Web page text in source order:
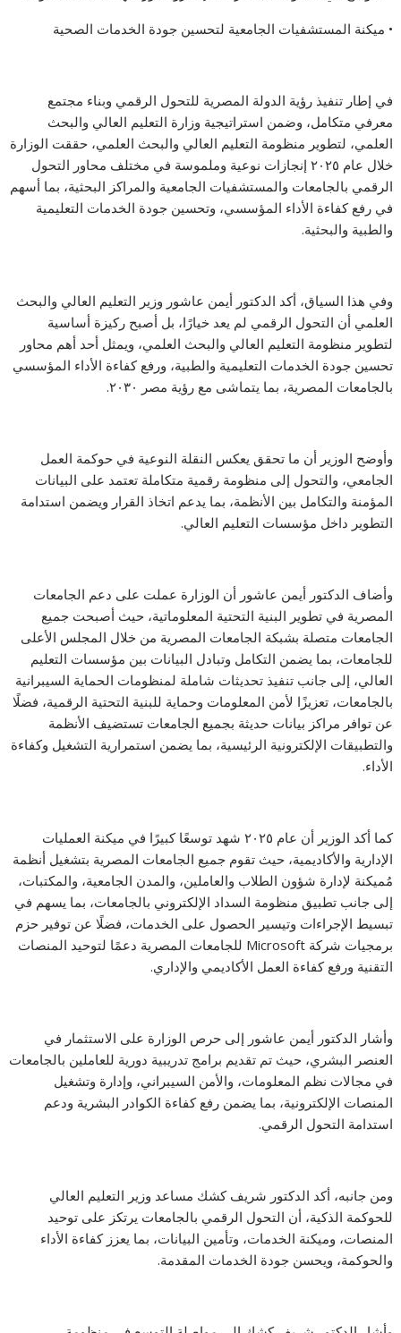
• ميكنة المستشفيات الجامعية لتحسين جودة الخدمات الصحية
في إطار تنفيذ رؤية الدولة المصرية للتحول الرقمي وبناء مجتمع
معرفي متكامل، وضمن استراتيجية وزارة التعليم العالي والبحث
العلمي، لتطوير منظومة التعليم العالي والبحث العلمي، حققت الوزارة
خلال عام ٢٠٢٥ إنجازات نوعية وملموسة في مختلف محاور التحول
الرقمي بالجامعات والمستشفيات الجامعية والمراكز البحثية، بما أسهم
في رفع كفاءة الأداء المؤسسي، وتحسين جودة الخدمات التعليمية
والطبية والبحثية.
وفي هذا السياق، أكد الدكتور أيمن عاشور وزير التعليم العالي والبحث
العلمي أن التحول الرقمي لم يعد خيارًا، بل أصبح ركيزة أساسية
لتطوير منظومة التعليم العالي والبحث العلمي، ويمثل أحد أهم محاور
تحسين جودة الخدمات التعليمية والطبية، ورفع كفاءة الأداء المؤسسي
بالجامعات المصرية، بما يتماشى مع رؤية مصر ٢٠٣٠.
وأوضح الوزير أن ما تحقق يعكس النقلة النوعية في حوكمة العمل
الجامعي، والتحول إلى منظومة رقمية متكاملة تعتمد على البيانات
المؤمنة والتكامل بين الأنظمة، بما يدعم اتخاذ القرار ويضمن استدامة
التطوير داخل مؤسسات التعليم العالي.
وأضاف الدكتور أيمن عاشور أن الوزارة عملت على دعم الجامعات
المصرية في تطوير البنية التحتية المعلوماتية، حيث أصبحت جميع
الجامعات متصلة بشبكة الجامعات المصرية من خلال المجلس الأعلى
للجامعات، بما يضمن التكامل وتبادل البيانات بين مؤسسات التعليم
العالي، إلى جانب تنفيذ تحديثات شاملة لمنظومات الحماية السيبرانية
بالجامعات، تعزيزًا لأمن المعلومات وحماية للبنية التحتية الرقمية، فضلًا
عن توافر مراكز بيانات حديثة بجميع الجامعات تستضيف الأنظمة
والتطبيقات الإلكترونية الرئيسية، بما يضمن استمرارية التشغيل وكفاءة
الأداء.
كما أكد الوزير أن عام ٢٠٢٥ شهد توسعًا كبيرًا في ميكنة العمليات
الإدارية والأكاديمية، حيث تقوم جميع الجامعات المصرية بتشغيل أنظمة
مُميكنة لإدارة شؤون الطلاب والعاملين، والمدن الجامعية، والمكتبات،
إلى جانب تطبيق منظومة السداد الإلكتروني بالجامعات، بما يسهم في
تبسيط الإجراءات وتيسير الحصول على الخدمات، فضلًا عن توفير حزم
برمجيات شركة Microsoft للجامعات المصرية دعمًا لتوحيد المنصات
التقنية ورفع كفاءة العمل الأكاديمي والإداري.
وأشار الدكتور أيمن عاشور إلى حرص الوزارة على الاستثمار في
العنصر البشري، حيث تم تقديم برامج تدريبية دورية للعاملين بالجامعات
في مجالات نظم المعلومات، والأمن السيبراني، وإدارة وتشغيل
المنصات الإلكترونية، بما يضمن رفع كفاءة الكوادر البشرية ودعم
استدامة التحول الرقمي.
ومن جانبه، أكد الدكتور شريف كشك مساعد وزير التعليم العالي
للحوكمة الذكية، أن التحول الرقمي بالجامعات يرتكز على توحيد
المنصات، وميكنة الخدمات، وتأمين البيانات، بما يعزز كفاءة الأداء
والحوكمة، ويحسن جودة الخدمات المقدمة.